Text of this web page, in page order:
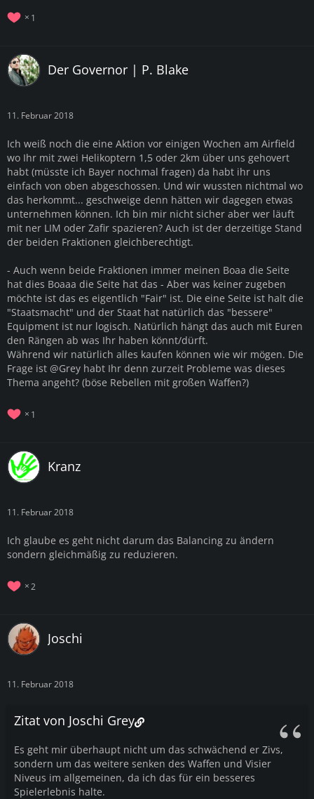
1
Der Governor | P. Blake
11. Februar 2018
Ich weiß noch die eine Aktion vor einigen Wochen am Airfield
wo Ihr mit zwei Helikoptern 1,5 oder 2km über uns gehovert
habt (müsste ich Bayer nochmal fragen) da habt ihr uns
einfach von oben abgeschossen. Und wir wussten nichtmal wo
das herkommt... geschweige denn hätten wir dagegen etwas
unternehmen können. Ich bin mir nicht sicher aber wer läuft
mit ner LIM oder Zafir spazieren? Auch ist der derzeitige Stand
der beiden Fraktionen gleichberechtigt.
- Auch wenn beide Fraktionen immer meinen Boaa die Seite
hat dies Boaaa die Seite hat das - Aber was keiner zugeben
möchte ist das es eigentlich "Fair" ist. Die eine Seite ist halt die
"Staatsmacht" und der Staat hat natürlich das "bessere"
Equipment ist nur logisch. Natürlich hängt das auch mit Euren
den Rängen ab was Ihr haben könnt/dürft.
Während wir natürlich alles kaufen können wie wir mögen. Die
Frage ist @Grey habt Ihr denn zurzeit Probleme was dieses
Thema angeht? (böse Rebellen mit großen Waffen?)
1
Kranz
11. Februar 2018
Ich glaube es geht nicht darum das Balancing zu ändern
sondern gleichmäßig zu reduzieren.
2
Joschi
11. Februar 2018
Zitat von Joschi Grey
Es geht mir überhaupt nicht um das schwächend er Zivs,
sondern um das weitere senken des Waffen und Visier
Niveus im allgemeinen, da ich das für ein besseres
Spielerlebnis halte.